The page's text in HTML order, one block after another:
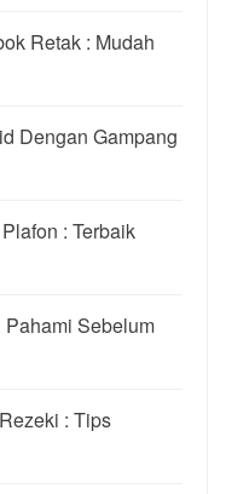
Retak : Mudah
Dengan Gampang
: Terbaik
Sebelum
: Tips